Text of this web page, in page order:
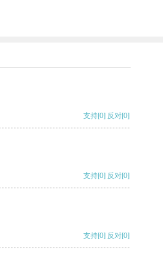
支持[0] 反对[0]
支持[0] 反对[0]
支持[0] 反对[0]